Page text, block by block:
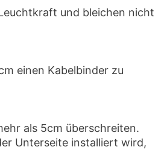
und bleichen nicht
einen Kabelbinder zu
als 5cm überschreiten.
Unterseite installiert wird,